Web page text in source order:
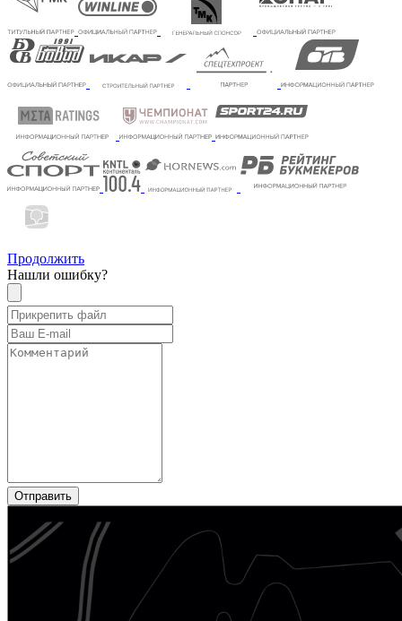
Продолжить
Нашли ошибку?